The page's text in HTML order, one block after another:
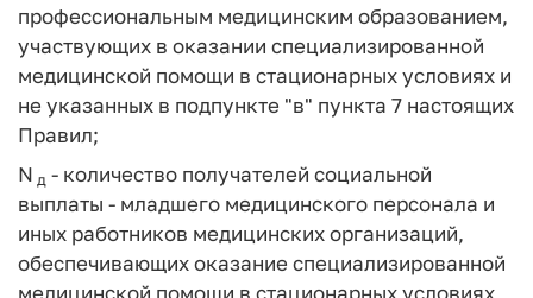
профессиональным медицинским образованием,
участвующих в оказании специализированной
медицинской помощи в стационарных условиях и
не указанных в подпункте "в" пункта 7 настоящих
Правил;
N д - количество получателей социальной
выплаты - младшего медицинского персонала и
иных работников медицинских организаций,
обеспечивающих оказание специализированной
медицинской помощи в стационарных условиях,